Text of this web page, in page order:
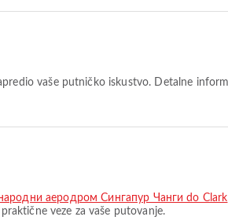
аеродром Сингапур Чанги do Clark
veze za vaše putovanje.